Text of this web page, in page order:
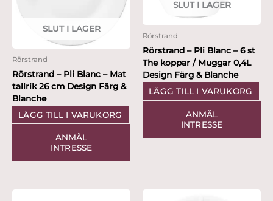
SLUT I LAGER
Rörstrand
Rörstrand – Pli Blanc – Mat
tallrik 26 cm Design Färg &
Blanche
LÄGG TILL I VARUKORG
ANMÄL
INTRESSE
SLUT I LAGER
Rörstrand
Rörstrand – Pli Blanc – 6 st
The koppar / Muggar 0,4L
Design Färg & Blanche
LÄGG TILL I VARUKORG
ANMÄL
INTRESSE